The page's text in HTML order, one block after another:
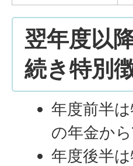
翌年度以
続き特別
年度前半
の年金から
年度後半